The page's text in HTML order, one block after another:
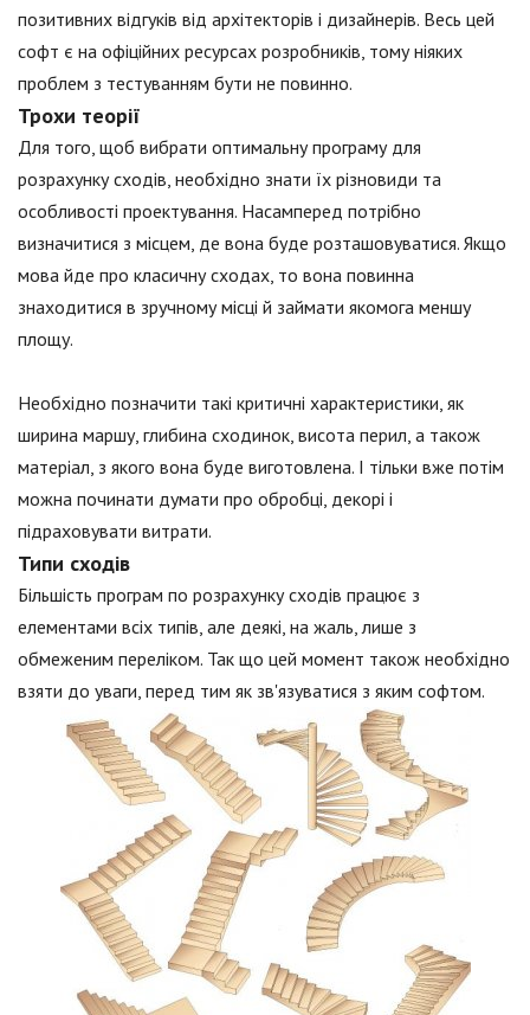
позитивних відгуків від архітекторів і дизайнерів. Весь цей
софт є на офіційних ресурсах розробників, тому ніяких
проблем з тестуванням бути не повинно.
Трохи теорії
Для того, щоб вибрати оптимальну програму для
розрахунку сходів, необхідно знати їх різновиди та
особливості проектування. Насамперед потрібно
визначитися з місцем, де вона буде розташовуватися. Якщо
мова йде про класичну сходах, то вона повинна
знаходитися в зручному місці й займати якомога меншу
площу.
Необхідно позначити такі критичні характеристики, як
ширина маршу, глибина сходинок, висота перил, а також
матеріал, з якого вона буде виготовлена. І тільки вже потім
можна починати думати про обробці, декорі і
підраховувати витрати.
Типи сходів
Більшість програм по розрахунку сходів працює з
елементами всіх типів, але деякі, на жаль, лише з
обмеженим переліком. Так що цей момент також необхідно
взяти до уваги, перед тим як зв'язуватися з яким софтом.